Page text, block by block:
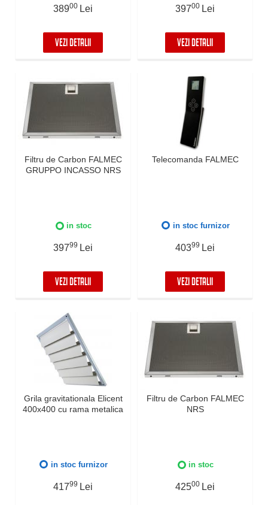
38900 Lei
VEZI DETALII
39700 Lei
VEZI DETALII
Filtru de Carbon FALMEC
GRUPPO INCASSO NRS
in stoc
39799 Lei
VEZI DETALII
Telecomanda FALMEC
in stoc furnizor
40399 Lei
VEZI DETALII
Grila gravitationala Elicent
400x400 cu rama metalica
in stoc furnizor
41799 Lei
Filtru de Carbon FALMEC
NRS
in stoc
42500 Lei